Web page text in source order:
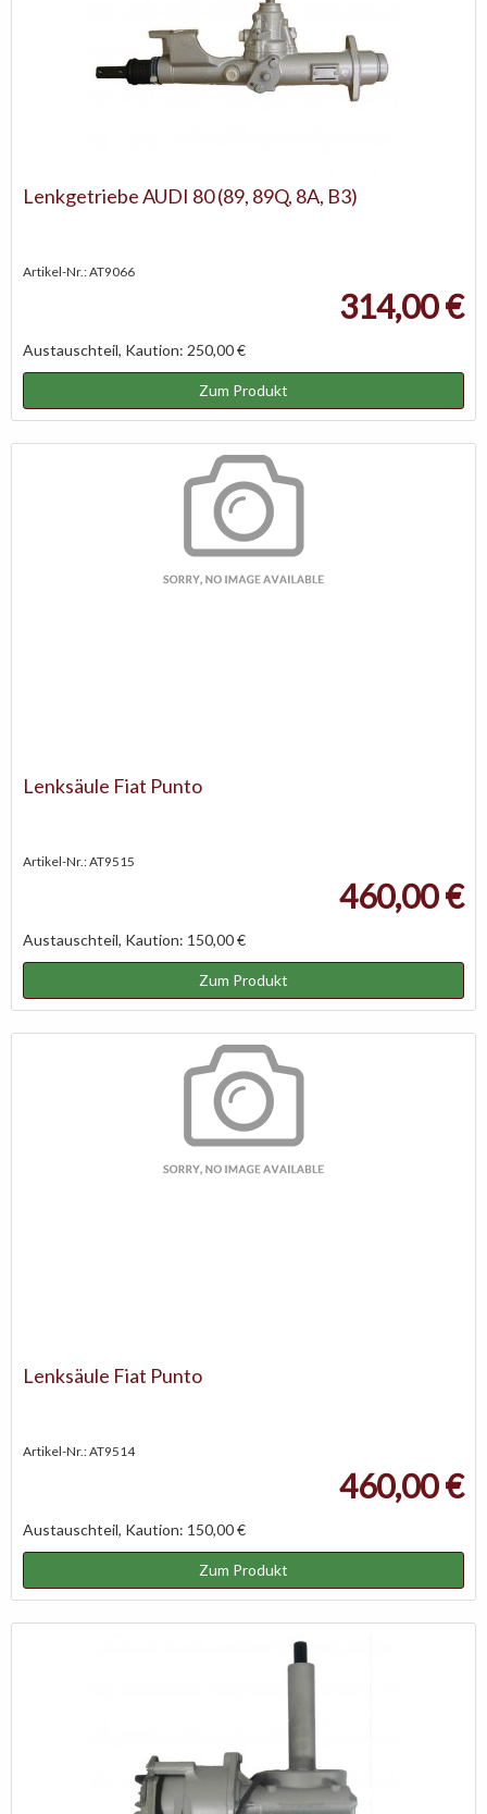
Lenkgetriebe AUDI 80 (89, 89Q, 8A, B3)
Artikel-Nr.: AT9066
314,00 €
Austauschteil, Kaution: 250,00 €
Zum Produkt
Lenksäule Fiat Punto
Artikel-Nr.: AT9515
460,00 €
Austauschteil, Kaution: 150,00 €
Zum Produkt
Lenksäule Fiat Punto
Artikel-Nr.: AT9514
460,00 €
Austauschteil, Kaution: 150,00 €
Zum Produkt